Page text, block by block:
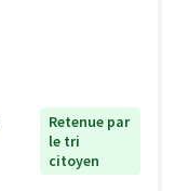
Retenue par
le tri
citoyen